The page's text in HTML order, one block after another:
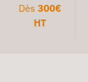
Dès300€
HT